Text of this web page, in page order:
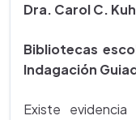
Dra. Carol C.
Bibliotecas
Indagación
Existe